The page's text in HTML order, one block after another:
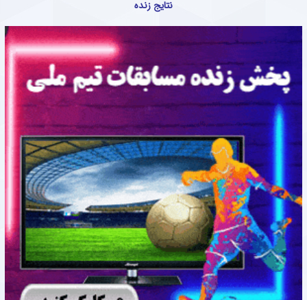
نتایج زنده